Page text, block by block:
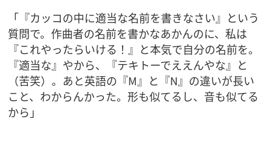
「『カッコの中に適当な名前を書きなさい』という
質問で。作曲者の名前を書かなあかんのに、私は
『これやったらいける！』と本気で自分の名前を。
『適当な』やから、『テキトーでええんやな』と
（苦笑）。あと英語の『M』と『N』の違いが長い
こと、わからんかった。形も似てるし、音も似てる
から」